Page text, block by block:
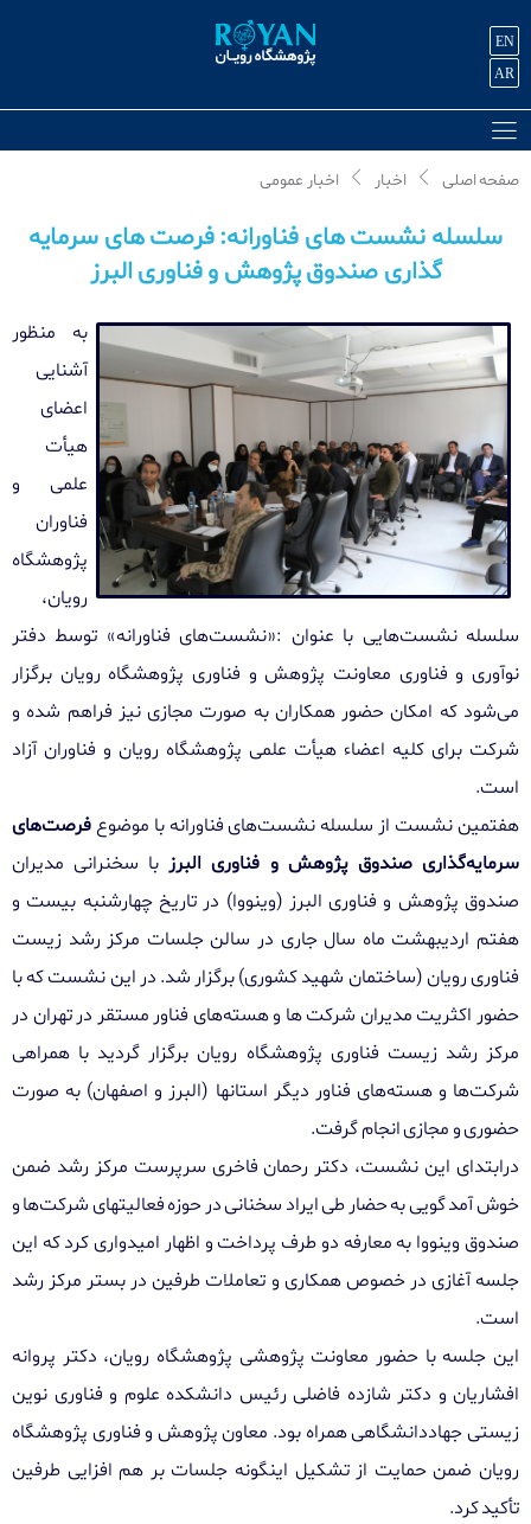
EN
AR
صفحه اصلی اخبار اخبار عمومی
سلسله نشست های فناورانه: فرصت های سرمایه
گذاری صندوق پژوهش و فناوری البرز
به منظور
آشنایی
اعضای
هیأت
علمی و
فناوران
پژوهشگاه
رویان،
سلسله نشست‌هایی با عنوان :«نشست‌های فناورانه» توسط دفتر
نوآوری و فناوری معاونت پژوهش و فناوری پژوهشگاه رویان برگزار
می‌شود که امکان حضور همکاران به صورت مجازی نیز فراهم شده و
شرکت برای کلیه اعضاء هیأت علمی پژوهشگاه رویان و فناوران آزاد
است.
هفتمین نشست از سلسله نشست‌های فناورانه با موضوع فرصت‌های
سرمایه‌گذاری صندوق پژوهش و فناوری البرز با سخنرانی مدیران
صندوق پژوهش و فناوری البرز (وینووا) در تاریخ چهارشنبه بیست و
هفتم اردیبهشت ماه سال جاری در سالن جلسات مرکز رشد زیست
فناوری رویان (ساختمان شهید کشوری) برگزار شد. در این نشست که با
حضور اکثریت مدیران شرکتها و هسته‌های فناور مستقر در تهران در
مرکز رشد زیست فناوری پژوهشگاه رویان برگزار گردید با همراهی
شرکت‌ها و هسته‌های فناور دیگر استانها (البرز و اصفهان) به صورت
حضوری و مجازی انجام گرفت.
درابتدای این نشست، دکتر رحمان فاخری سرپرست مرکز رشد ضمن
خوش آمد گویی به حضار طی ایراد سخنانی در حوزه فعالیتهای شرکت‌ها و
صندوق وینووا به معارفه دو طرف پرداخت و اظهار امیدواری کرد که این
جلسه آغازی در خصوص همکاری و تعاملات طرفین در بستر مرکز رشد
است.
این جلسه با حضور معاونت پژوهشی پژوهشگاه رویان، دکتر پروانه
افشاریان و دکتر شازده فاضلی رئیس دانشکده علوم و فناوری نوین
زیستی جهاددانشگاهی همراه بود. معاون پژوهش و فناوری پژوهشگاه
رویان ضمن حمایت از تشکیل اینگونه جلسات بر هم افزایی طرفین
تأکید کرد.